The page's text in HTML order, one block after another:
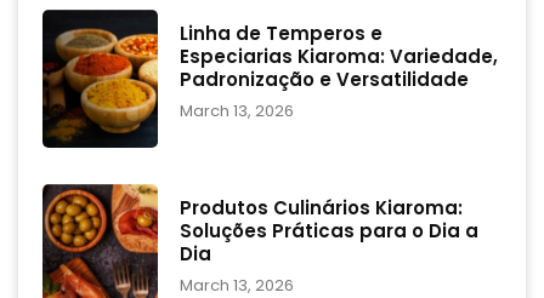
Linha de Temperos e
Especiarias Kiaroma: Variedade,
Padronização e Versatilidade
March 13, 2026
Produtos Culinários Kiaroma:
Soluções Práticas para o Dia a
Dia
March 13, 2026